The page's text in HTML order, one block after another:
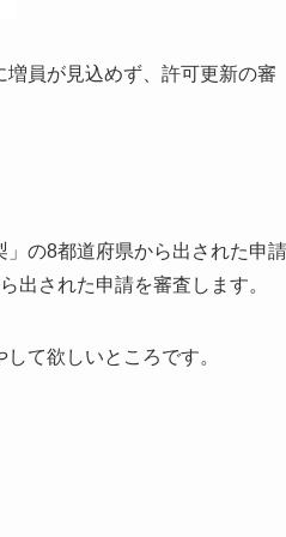
員が見込めず、許可更新の審
の8都道府県から出された申請
出された申請を審査します。
て欲しいところです。